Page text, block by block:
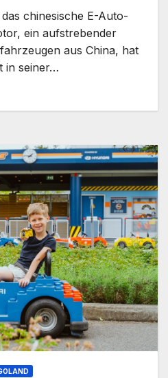
chinesische E-Auto-
ein aufstrebender
aus China, hat
in seiner…